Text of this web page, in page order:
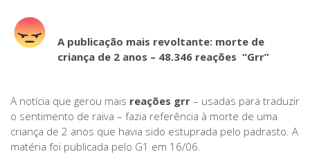
A publicação mais revoltante: morte de
criança de 2 anos – 48.346 reações “Grr”
A notícia que gerou mais reações grr – usadas para traduzir
o sentimento de raiva – fazia referência à morte de uma
criança de 2 anos que havia sido estuprada pelo padrasto. A
matéria foi publicada pelo G1 em 16/06.